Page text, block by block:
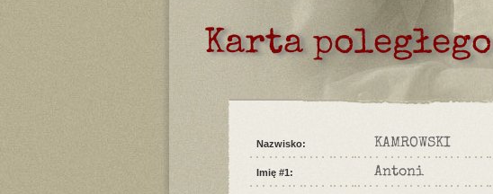
Karta poległego
Nazwisko: KAMROWSKI
Imię #1: Antoni